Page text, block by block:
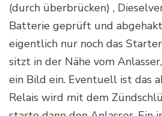
(durch überbrücken) ,
Batterie geprüft und abgehakt
eigentlich nur noch das Starter
sitzt in der Nähe vom
ein Bild ein. Eventuell ist das
Relais wird mit dem